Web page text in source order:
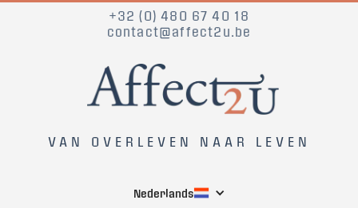
+32 (0) 480 67 40 18
contact@affect2u.be
VAN OVERLEVEN NAAR LEVEN
Nederlands